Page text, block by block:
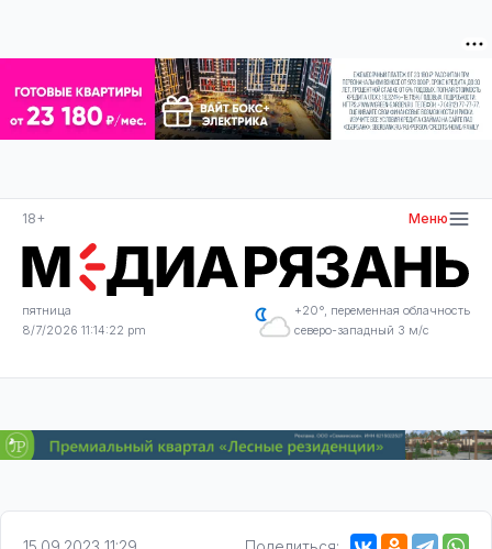
18+ Меню
пятница
8/7/2026 11:14:23 pm
+20°, переменная облачность
северо-западный 3 м/с